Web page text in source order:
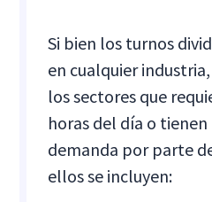
Si bien los turnos
en cualquier
los sectores que
horas del día o
demanda por parte
ellos se incluyen: